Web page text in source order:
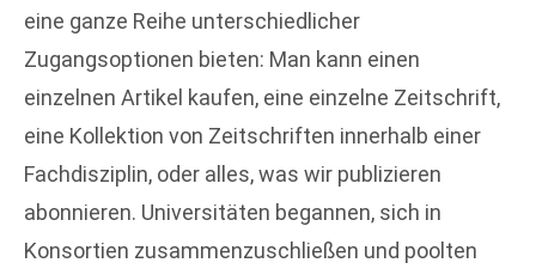
eine ganze Reihe unterschiedlicher
Zugangsoptionen bieten: Man kann einen
einzelnen Artikel kaufen, eine einzelne Zeitschrift,
eine Kollektion von Zeitschriften innerhalb einer
Fachdisziplin, oder alles, was wir publizieren
abonnieren. Universitäten begannen, sich in
Konsortien zusammenzuschließen und poolten